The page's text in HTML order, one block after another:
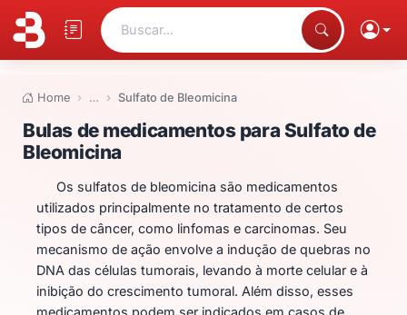
Buscar...
Home … Sulfato de Bleomicina
Bulas de medicamentos para
Bulas de medicamentos para Sulfato de
Bleomicina
Os sulfatos de bleomicina são medicamentos
utilizados principalmente no tratamento de certos
tipos de câncer, como linfomas e carcinomas. Seu
mecanismo de ação envolve a indução de quebras no
DNA das células tumorais, levando à morte celular e à
inibição do crescimento tumoral. Além disso, esses
medicamentos podem ser indicados em casos de